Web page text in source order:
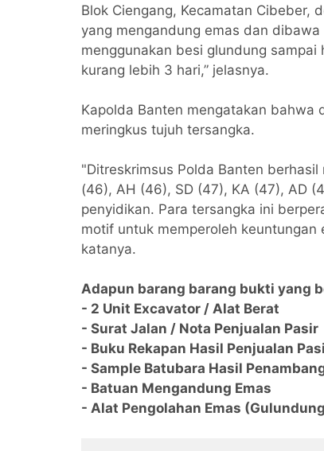
Blok Ciengang, Kecamatan Cibeber,
yang mengandung emas dan
menggunakan besi glundung
kurang lebih 3 hari,” jelasnya.
Kapolda Banten mengatakan bahwa
meringkus tujuh tersangka.
"Ditreskrimsus Polda Banten
(46), AH (46), SD (47), KA (47), AD
penyidikan. Para tersangka ini
motif untuk memperoleh
katanya.
Adapun barang barang bukti yang
- 2 Unit Excavator / Alat Berat
- Surat Jalan / Nota Penjualan Pasir
- Buku Rekapan Hasil Penjualan
- Sample Batubara Hasil
- Batuan Mengandung Emas
- Alat Pengolahan Emas